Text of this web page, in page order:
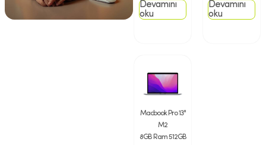
Devamını
oku
Devamını
oku
Macbook Pro 13''
M2
8GB Ram 512GB